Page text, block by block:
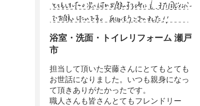
浴室・洗面・トイレリフォーム 瀬戸
市
担当して頂いた安藤さんにとてもとても
お世話になりました。いつも親身になっ
て頂きありがたかったです。
職人さんも皆さんとてもフレンドリー